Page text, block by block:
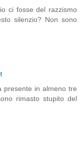
ci fosse del razzismo
silenzio? Non sono
presente in almeno tre
rimasto stupito del